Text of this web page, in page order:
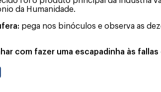
da Humanidade.
pega nos binóculos e observa as
com fazer uma escapadinha às fallas